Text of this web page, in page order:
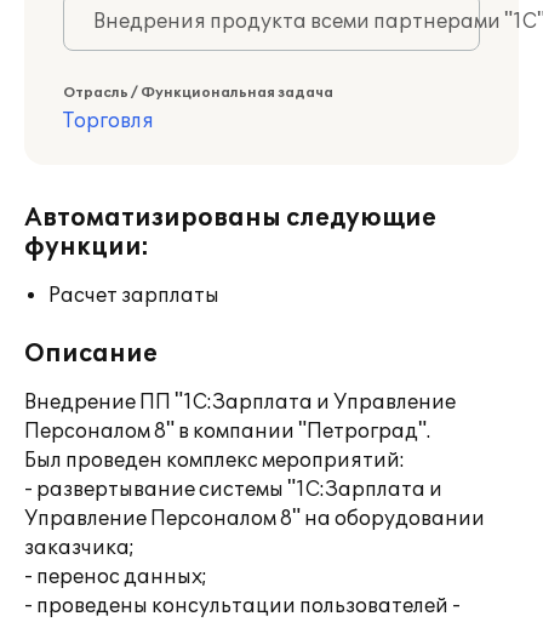
Внедрения продукта всеми партнерами
Отрасль / Функциональная задача
Торговля
Автоматизированы следующие
функции:
Расчет зарплаты
Описание
Внедрение ПП "1С:Зарплата и Управление
Персоналом 8" в компании "Петроград".
Был проведен комплекс мероприятий:
- развертывание системы "1С:Зарплата и
Управление Персоналом 8" на оборудовании
заказчика;
- перенос данных;
- проведены консультации пользователей -